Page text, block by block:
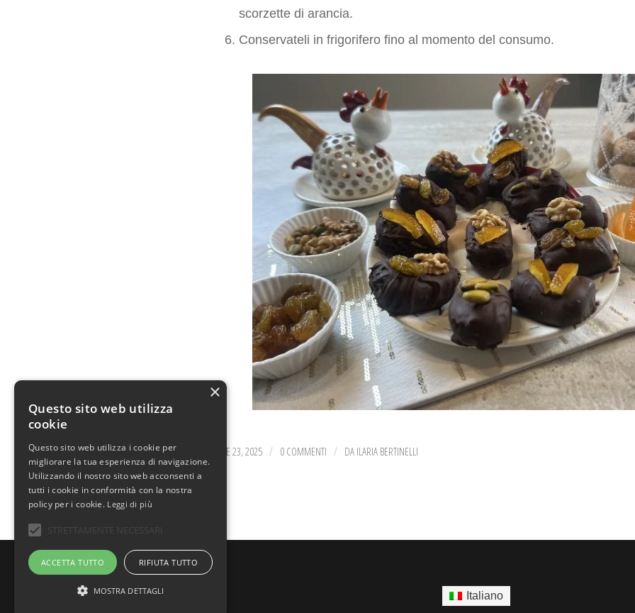
scorzette di arancia.
Conservateli in frigorifero fino al momento del consumo.
DICEMBRE 23, 2025 / 0 COMMENTI / DA ILARIA BERTINELLI
© Copyright - Uno Chef per Gaia
Italiano
×
Questo sito web utilizza
cookie
Questo sito web utilizza i cookie per
migliorare la tua esperienza di navigazione.
Utilizzando il nostro sito web acconsenti a
tutti i cookie in conformità con la nostra
policy per i cookie. Leggi di più
ACCETTA TUTTO RIFIUTA TUTTO
MOSTRA DETTAGLI